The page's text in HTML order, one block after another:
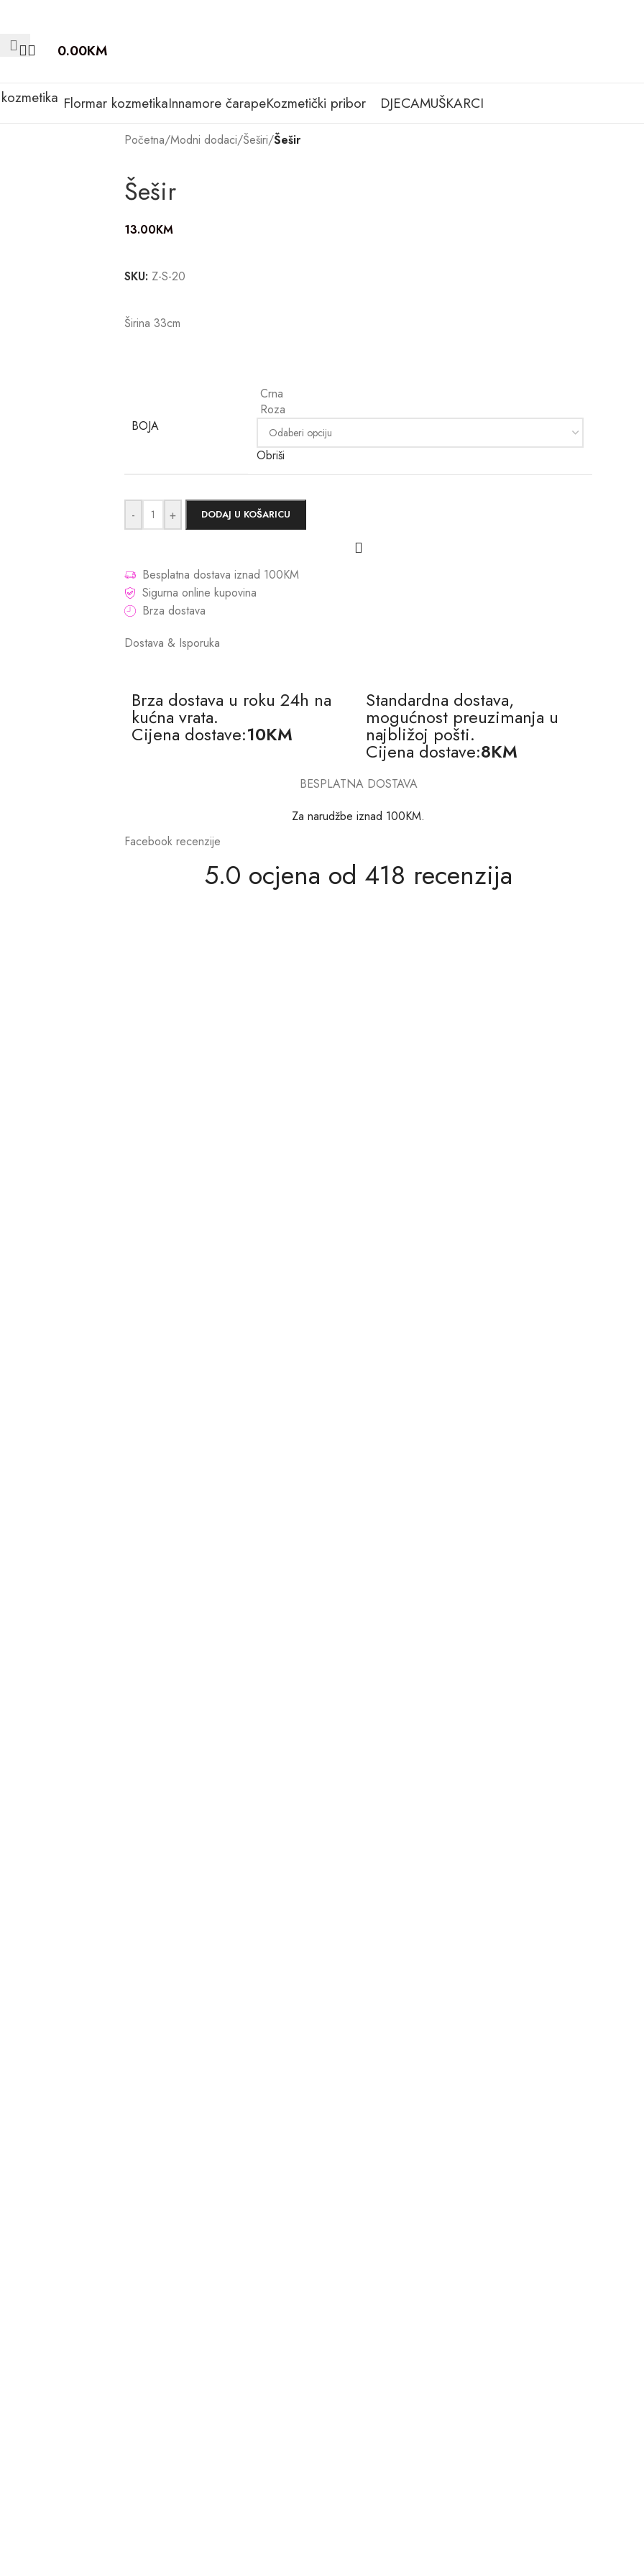
0.00KM
Flormar kozmetikaInnamore čarapeKozmetički pribor DJECAMUŠKARCI
Početna/Modni dodaci/Šeširi/Šešir
Šešir
13.00KM
SKU: Z-S-20
Širina 33cm
BOJA
Crna
Roza
Obriši
- + DODAJ U KOŠARICU
Besplatna dostava iznad 100KM
Sigurna online kupovina
Brza dostava
Dostava & Isporuka
Brza dostava u roku 24h na
kućna vrata.
Cijena dostave:10KM
Standardna dostava,
mogućnost preuzimanja u
najbližoj pošti.
Cijena dostave:8KM
BESPLATNA DOSTAVA
Za narudžbe iznad 100KM.
Facebook recenzije
5.0 ocjena od 418 recenzija